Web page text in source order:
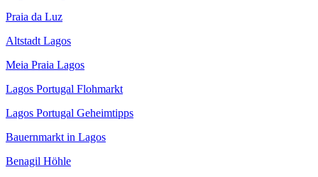
Praia da Luz
Altstadt Lagos
Meia Praia Lagos
Lagos Portugal Flohmarkt
Lagos Portugal Geheimtipps
Bauernmarkt in Lagos
Benagil Höhle